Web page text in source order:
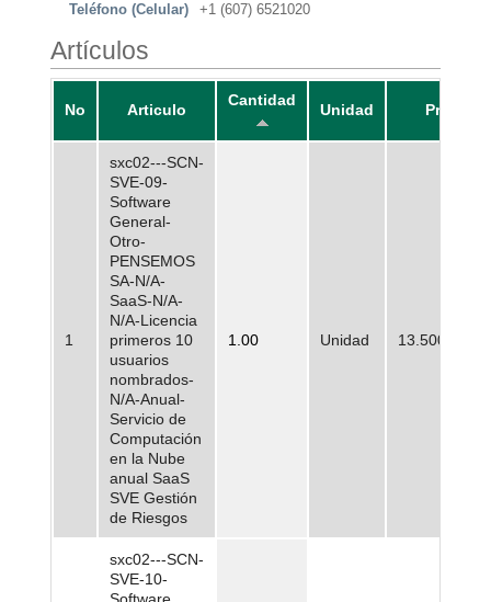
Teléfono (Celular) +1 (607) 6521020
Artículos
No Articulo
Cantidad
Unidad Precio
1
sxc02---SCN-
SVE-09-
Software
General-
Otro-
PENSEMOS
SA-N/A-
SaaS-N/A-
N/A-Licencia
primeros 10
usuarios
nombrados-
N/A-Anual-
Servicio de
Computación
en la Nube
anual SaaS
SVE Gestión
de Riesgos
1.00 Unidad
sxc02---SCN-
SVE-10-